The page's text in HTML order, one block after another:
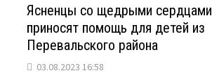
Ясненцы со щедрыми сердцами
приносят помощь для детей из
Перевальского района
03.08.2023 16:58